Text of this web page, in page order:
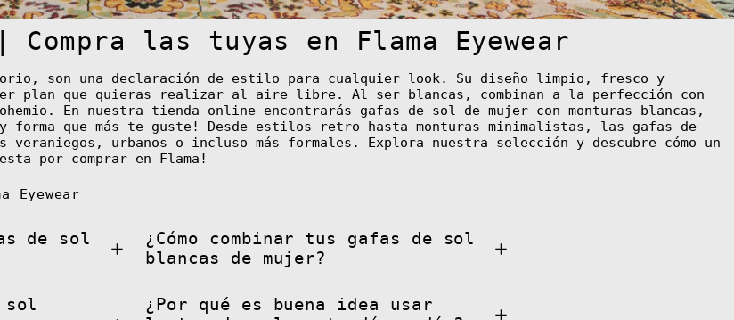
las tuyas en Flama Eyewear
son una declaración de estilo para cualquier look. Su diseño limpio, fresco y
plan que quieras realizar al aire libre. Al ser blancas, combinan a la perfección con
En nuestra tienda online encontrarás gafas de sol de mujer con monturas blancas,
que más te guste! Desde estilos retro hasta monturas minimalistas, las gafas de
urbanos o incluso más formales. Explora nuestra selección y descubre cómo un
por comprar en Flama!
Eyewear
de sol
¿Cómo combinar tus gafas de sol
blancas de mujer?
sol
¿Por qué es buena idea usar
Botswana (BWP P)
Brazil (EUR €)
British Indian
Ocean Territory
(USD $)